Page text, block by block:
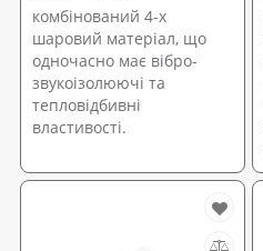
комбінований 4-х
шаровий матеріал, що
одночасно має вібро-
звукоізолюючі та
тепловідбивні
властивості.